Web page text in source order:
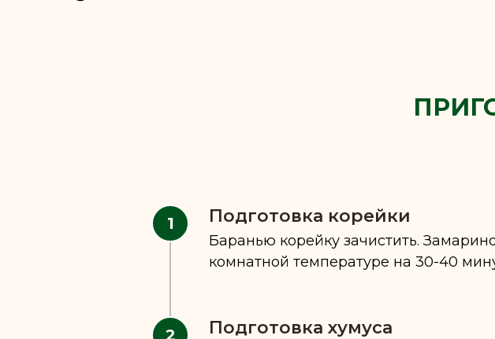
Подготовка корейки
Баранью корейку зачистить.
комнатной температуре на 30-40
Подготовка хумуса